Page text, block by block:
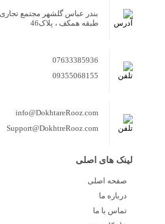
بندر عباس گلشهر مجتمع
طبقه همکف ، پلاک46
07633385936
09355068155
info@DokhtareRooz.com
Support@DokhtreRooz.com
لینک های اصلی
صفحه اصلی
درباره ما
تماس با ما